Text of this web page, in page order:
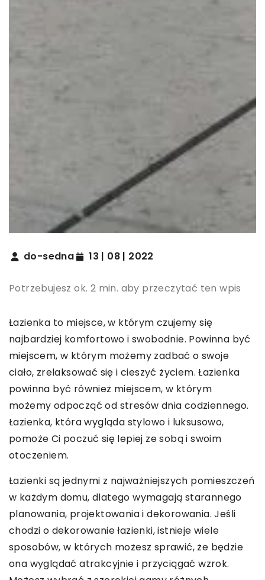
do-sedna 13 | 08 | 2022
Potrzebujesz ok. 2 min. aby przeczytać ten wpis
Łazienka to miejsce, w którym czujemy się
najbardziej komfortowo i swobodnie. Powinna być
miejscem, w którym możemy zadbać o swoje
ciało, zrelaksować się i cieszyć życiem. Łazienka
powinna być również miejscem, w którym
możemy odpocząć od stresów dnia codziennego.
Łazienka, która wygląda stylowo i luksusowo,
pomoże Ci poczuć się lepiej ze sobą i swoim
otoczeniem.
Łazienki są jednymi z najważniejszych pomieszczeń
w każdym domu, dlatego wymagają starannego
planowania, projektowania i dekorowania. Jeśli
chodzi o dekorowanie łazienki, istnieje wiele
sposobów, w których możesz sprawić, że będzie
ona wyglądać atrakcyjnie i przyciągać wzrok.